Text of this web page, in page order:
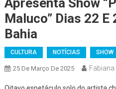
Apresenta Show
Maluco” Dias 22 E
Bahia
CULTURA NOTÍCIAS SHOW
25 De Março De 2025 Fabiana